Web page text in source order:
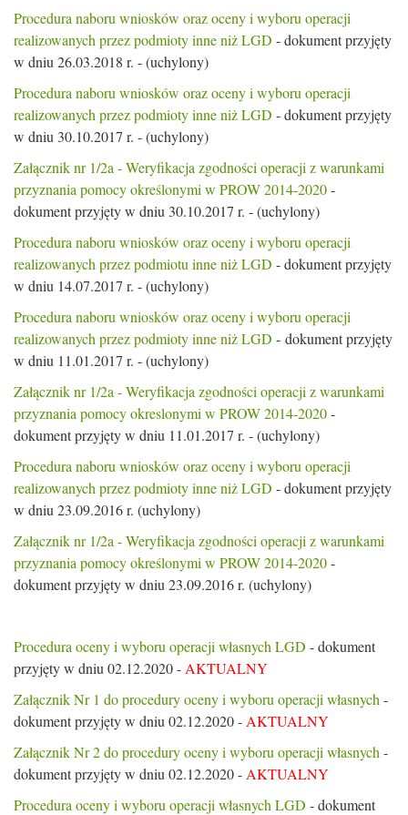
Procedura naboru wniosków oraz oceny i wyboru operacji
realizowanych przez podmioty inne niż LGD - dokument przyjęty
w dniu 26.03.2018 r. - (uchylony)
Procedura naboru wniosków oraz oceny i wyboru operacji
realizowanych przez podmioty inne niż LGD - dokument przyjęty
w dniu 30.10.2017 r. - (uchylony)
Załącznik nr 1/2a - Weryfikacja zgodności operacji z warunkami
przyznania pomocy określonymi w PROW 2014-2020-
dokument przyjęty w dniu 30.10.2017 r. - (uchylony)
Procedura naboru wniosków oraz oceny i wyboru operacji
realizowanych przez podmiotu inne niż LGD - dokument przyjęty
w dniu 14.07.2017 r. - (uchylony)
Procedura naboru wniosków oraz oceny i wyboru operacji
realizowanych przez podmioty inne niż LGD - dokument przyjęty
w dniu 11.01.2017 r. - (uchylony)
Załącznik nr 1/2a - Weryfikacja zgodności operacji z warunkami
przyznania pomocy okreslonymi w PROW 2014-2020-
dokument przyjęty w dniu 11.01.2017 r. - (uchylony)
Procedura naboru wniosków oraz oceny i wyboru operacji
realizowanych przez podmioty inne niż LGD - dokument przyjęty
w dniu 23.09.2016 r. (uchylony)
Załącznik nr 1/2a - Weryfikacja zgodności operacji z warunkami
przyznania pomocy określonymi w PROW 2014-2020-
dokument przyjęty w dniu 23.09.2016 r. (uchylony)
Procedura oceny i wyboru operacji własnych LGD - dokument
przyjęty w dniu 02.12.2020 - AKTUALNY
Załącznik Nr 1 do procedury oceny i wyboru operacji własnych -
dokument przyjęty w dniu 02.12.2020 - AKTUALNY
Załącznik Nr 2 do procedury oceny i wyboru operacji własnych -
dokument przyjęty w dniu 02.12.2020 - AKTUALNY
Procedura oceny i wyboru operacji własnych LGD - dokument